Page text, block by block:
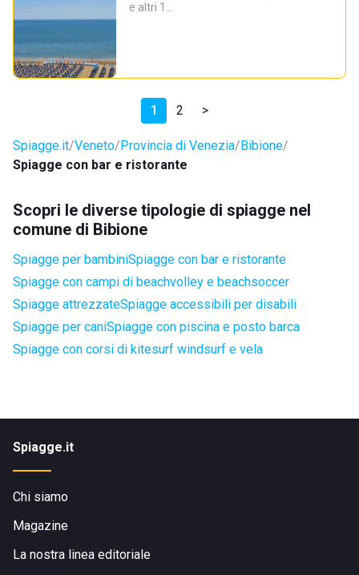
e altri 1…
1 2 >
Spiagge.it Veneto Provincia di Venezia Bibione
Spiagge con bar e ristorante
Scopri le diverse tipologie di spiagge nel
comune di Bibione
Spiagge per bambiniSpiagge con bar e ristorante
Spiagge con campi di beachvolley e beachsoccer
Spiagge attrezzateSpiagge accessibili per disabili
Spiagge per caniSpiagge con piscina e posto barca
Spiagge con corsi di kitesurf windsurf e vela
Spiagge.it
Chi siamo
Magazine
La nostra linea editoriale